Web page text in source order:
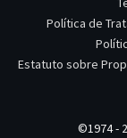
Política de
Estatuto sobre
©1974 -